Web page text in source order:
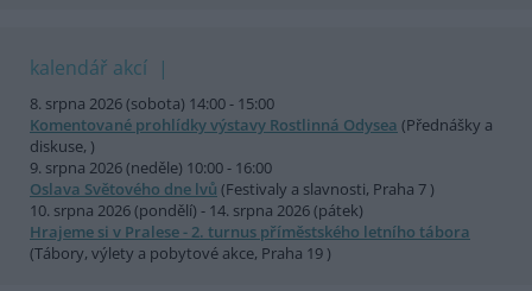
kalendář akcí
8. srpna 2026 (sobota) 14:00 - 15:00
Komentované prohlídky výstavy Rostlinná Odysea (Přednášky a
diskuse, )
9. srpna 2026 (neděle) 10:00 - 16:00
Oslava Světového dne lvů (Festivaly a slavnosti, Praha 7 )
10. srpna 2026 (pondělí) - 14. srpna 2026 (pátek)
Hrajeme si v Pralese - 2. turnus příměstského letního tábora
(Tábory, výlety a pobytové akce, Praha 19 )